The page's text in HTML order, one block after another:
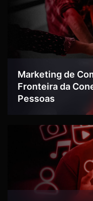
Marketing de
Fronteira da
Pessoas